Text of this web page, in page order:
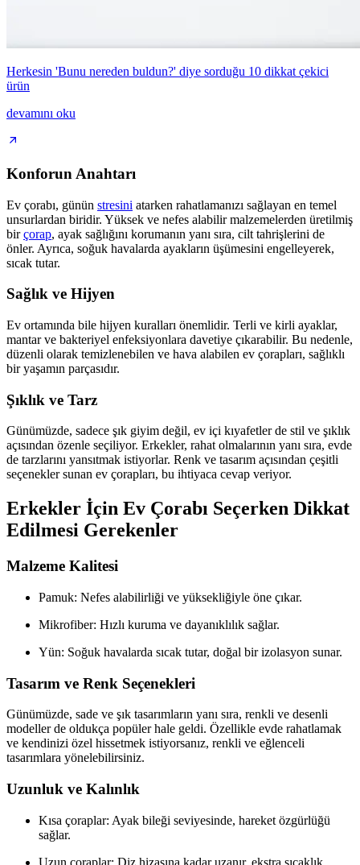
Herkesin 'Bunu nereden buldun?' diye sorduğu 10 dikkat çekici
ürün
devamını oku
Konforun Anahtarı
Ev çorabı, günün stresini atarken rahatlamanızı sağlayan en temel
unsurlardan biridir. Yüksek ve nefes alabilir malzemelerden üretilmiş
birçorap, ayak sağlığını korumanın yanı sıra, cilt tahrişlerini de
önler. Ayrıca, soğuk havalarda ayakların üşümesini engelleyerek,
sıcak tutar.
Sağlık ve Hijyen
Ev ortamında bile hijyen kuralları önemlidir. Terli ve kirli ayaklar,
mantar ve bakteriyel enfeksiyonlara davetiye çıkarabilir. Bu nedenle,
düzenli olarak temizlenebilen ve hava alabilen ev çorapları, sağlıklı
bir yaşamın parçasıdır.
Şıklık ve Tarz
Günümüzde, sadece şık giyim değil, ev içi kıyafetler de stil ve şıklık
açısından özenle seçiliyor. Erkekler, rahat olmalarının yanı sıra, evde
de tarzlarını yansıtmak istiyorlar. Renk ve tasarım açısından çeşitli
seçenekler sunan ev çorapları, bu ihtiyaca cevap veriyor.
Erkekler İçin Ev Çorabı Seçerken Dikkat
Edilmesi Gerekenler
Malzeme Kalitesi
Pamuk: Nefes alabilirliği ve yüksekliğiyle öne çıkar.
Mikrofiber: Hızlı kuruma ve dayanıklılık sağlar.
Yün: Soğuk havalarda sıcak tutar, doğal bir izolasyon sunar.
Tasarım ve Renk Seçenekleri
Günümüzde, sade ve şık tasarımların yanı sıra, renkli ve desenli
modeller de oldukça popüler hale geldi. Özellikle evde rahatlamak
ve kendinizi özel hissetmek istiyorsanız, renkli ve eğlenceli
tasarımlara yönelebilirsiniz.
Uzunluk ve Kalınlık
Kısa çoraplar: Ayak bileği seviyesinde, hareket özgürlüğü
sağlar.
Uzun çoraplar: Diz hizasına kadar uzanır, ekstra sıcaklık